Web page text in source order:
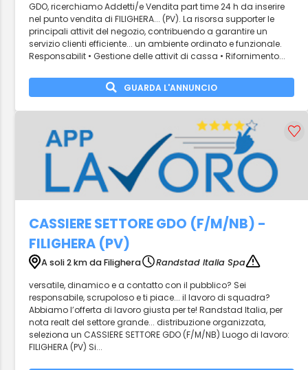
GDO, ricerchiamo Addetti/e Vendita part time 24 h da inserire
nel punto vendita di FILIGHERA... (PV). La risorsa supporter le
principali attivit del negozio, contribuendo a garantire un
servizio clienti efficiente... un ambiente ordinato e funzionale.
Responsabilit • Gestione delle attivit di cassa • Rifornimento...
GUARDA L'ANNUNCIO
CASSIERE SETTORE GDO (F/M/NB) -
FILIGHERA (PV)
A soli 2 km da Filighera
Randstad Italia Spa
versatile, dinamico e a contatto con il pubblico? Sei
responsabile, scrupoloso e ti piace... il lavoro di squadra?
Abbiamo l’offerta di lavoro giusta per te! Randstad Italia, per
nota realt del settore grande... distribuzione organizzata,
seleziona un CASSIERE SETTORE GDO (F/M/NB) Luogo di lavoro:
FILIGHERA (PV) Si...